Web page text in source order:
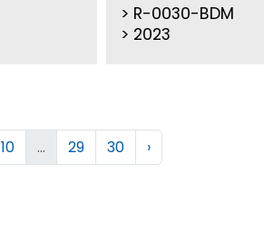
R-0030-BDM
2023
10 ... 29 30 ›